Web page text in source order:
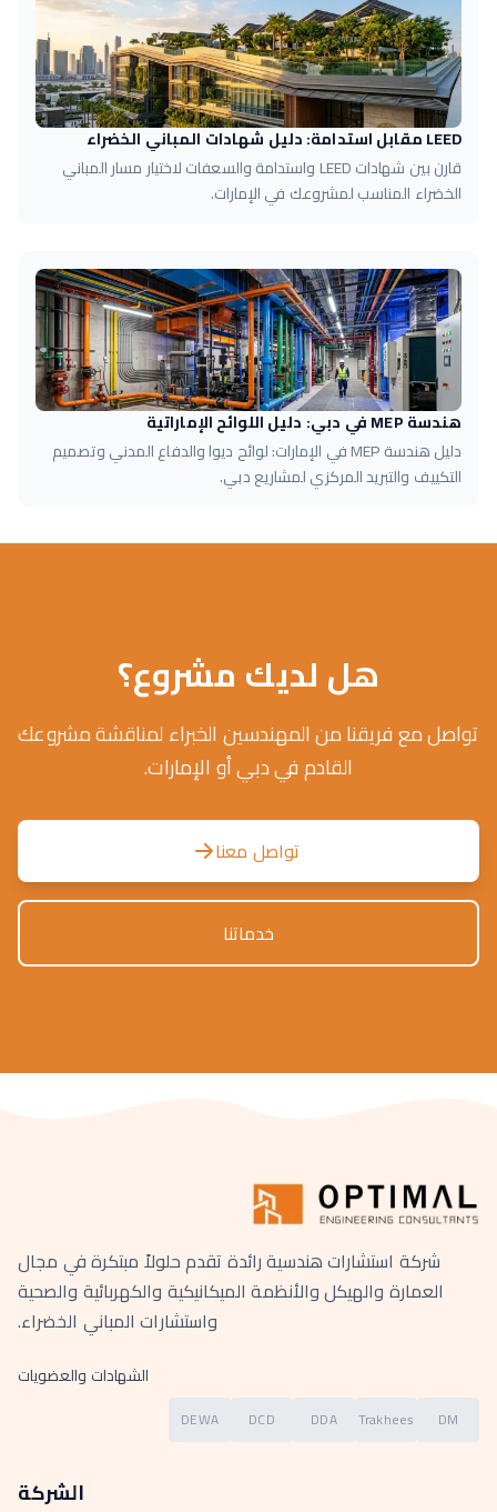
LEED مقابل استدامة: دليل شهادات المباني الخضراء
قارن بين شهادات LEED واستدامة والسعفات لاختيار مسار المباني
الخضراء المناسب لمشروعك في الإمارات.
هندسة MEP في دبي: دليل اللوائح الإماراتية
دليل هندسة MEP في الإمارات: لوائح ديوا والدفاع المدني وتصميم
التكييف والتبريد المركزي لمشاريع دبي.
هل لديك مشروع؟
تواصل مع فريقنا من المهندسين الخبراء لمناقشة مشروعك
القادم في دبي أو الإمارات.
تواصل معنا
خدماتنا
شركة استشارات هندسية رائدة تقدم حلولاً مبتكرة في مجال
العمارة والهيكل والأنظمة الميكانيكية والكهربائية والصحية
واستشارات المباني الخضراء.
الشهادات والعضويات
DM
Trakhees
DDA
DCD
DEWA
الشركة